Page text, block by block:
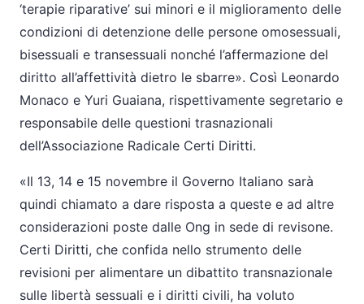
‘terapie riparative’ sui minori e il miglioramento delle
condizioni di detenzione delle persone omosessuali,
bisessuali e transessuali nonché l’affermazione del
diritto all’affettività dietro le sbarre . Così Leonardo
Monaco e Yuri Guaiana, rispettivamente segretario e
responsabile delle questioni trasnazionali
dell’Associazione Radicale Certi Diritti.
Il 13, 14 e 15 novembre il Governo Italiano sarà
quindi chiamato a dare risposta a queste e ad altre
considerazioni poste dalle Ong in sede di revisone.
Certi Diritti, che confida nello strumento delle
revisioni per alimentare un dibattito transnazionale
sulle libertà sessuali e i diritti civili, ha voluto